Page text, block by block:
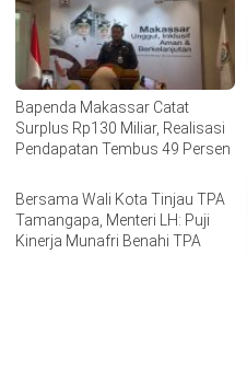
Bapenda Makassar Catat
Surplus Rp130 Miliar, Realisasi
Pendapatan Tembus 49 Persen
Bersama Wali Kota Tinjau TPA
Tamangapa, Menteri LH: Puji
Kinerja Munafri Benahi TPA